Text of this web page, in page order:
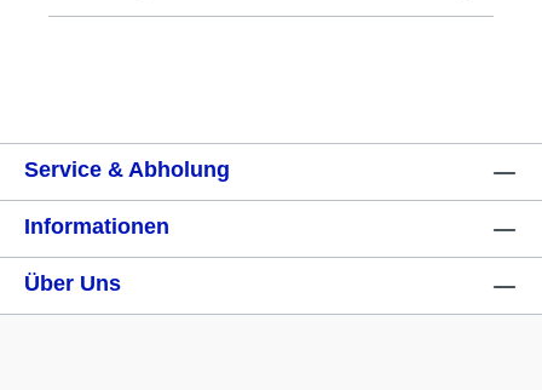
Service & Abholung
Informationen
Über Uns